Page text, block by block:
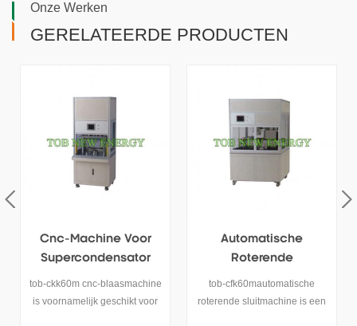
Onze Werken
GERELATEERDE PRODUCTEN
voor
Automatische
Roterende
Sluitmachine Voor
Supercondensator
tob-cfk60mautomatische
roterende sluitmachine is een
Supercondensator
Machine
deze machine is
volautomatische